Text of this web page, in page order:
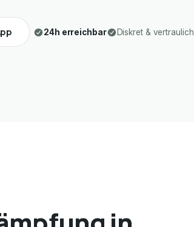
24h erreichbar Diskret & vertraulich